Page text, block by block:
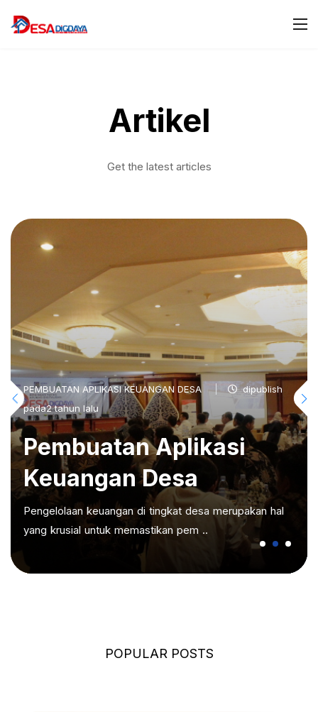
Artikel
Get the latest articles
PEMBUATAN APLIKASI KEUANGAN DESA
dipublish
pada2 tahun lalu
Pembuatan Aplikasi
Keuangan Desa
Pengelolaan keuangan di tingkat desa merupakan hal
yang krusial untuk memastikan pem ..
POPULAR POSTS